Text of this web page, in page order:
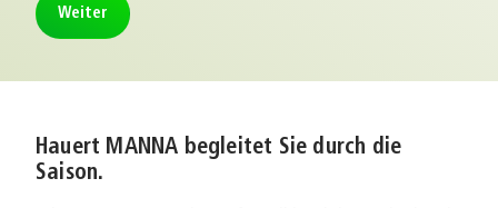
Weiter
Hauert MANNA begleitet Sie durch die
Saison.